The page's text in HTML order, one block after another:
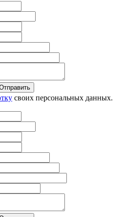
своих персональных данных.